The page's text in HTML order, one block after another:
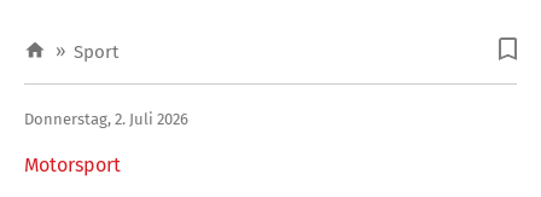
» Sport
Motorsport
Donnerstag, 2. Juli 2026